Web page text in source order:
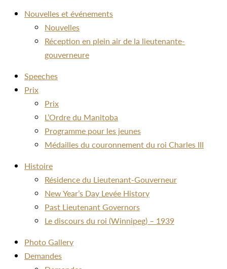
Nouvelles et événements
Nouvelles
Réception en plein air de la lieutenante-
gouverneure
Speeches
Prix
Prix
L’Ordre du Manitoba
Programme pour les jeunes
Médailles du couronnement du roi Charles III
Histoire
Résidence du Lieutenant-Gouverneur
New Year’s Day Levée History
Past Lieutenant Governors
Le discours du roi (Winnipeg) – 1939
Photo Gallery
Demandes